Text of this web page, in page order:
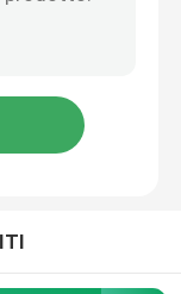
al litio
sonda